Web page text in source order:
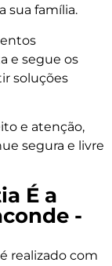
sua família.
e segue os
soluções
e atenção,
segura e livre
É a
-
realizado com